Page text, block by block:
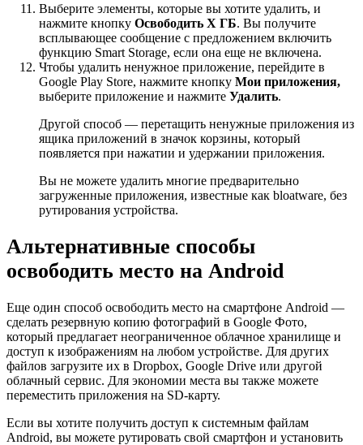
Выберите элементы, которые вы хотите удалить, и
нажмите кнопку Освободить X ГБ. Вы получите
всплывающее сообщение с предложением включить
функцию Smart Storage, если она еще не включена.
Чтобы удалить ненужное приложение, перейдите в
Google Play Store, нажмите кнопку Мои приложения,
выберите приложение и нажмите Удалить.
Другой способ — перетащить ненужные приложения из
ящика приложений в значок корзины, который
появляется при нажатии и удержании приложения.
Вы не можете удалить многие предварительно
загруженные приложения, известные как bloatware, без
рутирования устройства.
Альтернативные способы
освободить место на Android
Еще один способ освободить место на смартфоне Android —
сделать резервную копию фотографий в Google Фото,
который предлагает неограниченное облачное хранилище и
доступ к изображениям на любом устройстве. Для других
файлов загрузите их в Dropbox, Google Drive или другой
облачный сервис. Для экономии места вы также можете
переместить приложения на SD-карту.
Если вы хотите получить доступ к системным файлам
Android, вы можете рутировать свой смартфон и установить